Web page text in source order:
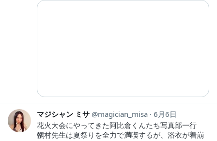
マジシャン ミサ magician_misa 6月6日
花火大会にやってきた阿比倉くんたち写真部一行
鶸村先生は夏祭りを全力で満喫するが、浴衣が着崩